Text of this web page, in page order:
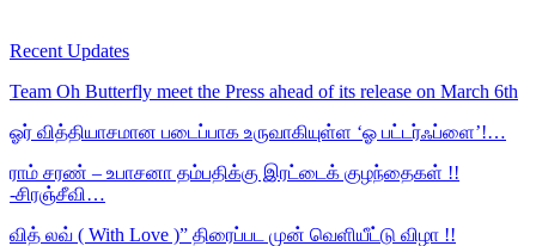
Recent Updates
Team Oh Butterfly meet the Press ahead of its release on March 6th
ஓர் வித்தியாசமான படைப்பாக உருவாகியுள்ள ‘ஓ பட்டர்ஃப்ளை’!…
ராம் சரண் – உபாசனா தம்பதிக்கு இரட்டைக் குழந்தைகள் !!
-சிரஞ்சீவி…
வித் லவ் ( With Love )” திரைப்பட முன் வெளியீட்டு விழா !!